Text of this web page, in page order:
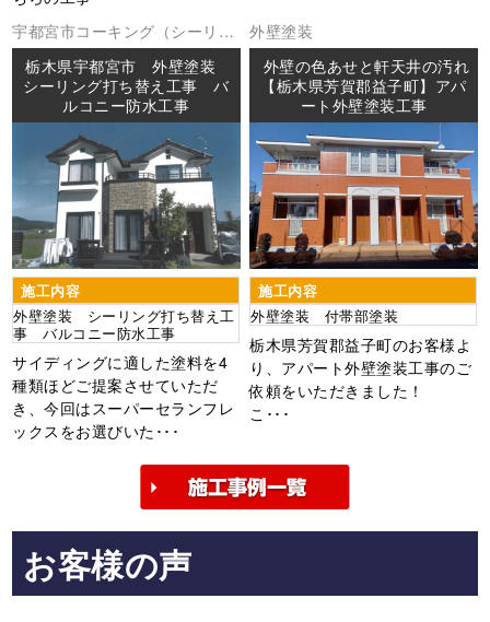
宇都宮市コーキング（シーリン
グ外壁塗装防水工事
栃木県宇都宮市 外壁塗装
シーリング打ち替え工事 バ
ルコニー防水工事
施工内容
外壁塗装 シーリング打ち替え工
事 バルコニー防水工事
サイディングに適した塗料を4
種類ほどご提案させていただ
き、今回はスーパーセランフレ
ックスをお選びいた･･･
外壁塗装
外壁の色あせと軒天井の汚れ
【栃木県芳賀郡益子町】アパ
ート外壁塗装工事
施工内容
外壁塗装 付帯部塗装
栃木県芳賀郡益子町のお客様よ
り、アパート外壁塗装工事のご
依頼をいただきました！
こ･･･
お客様の声